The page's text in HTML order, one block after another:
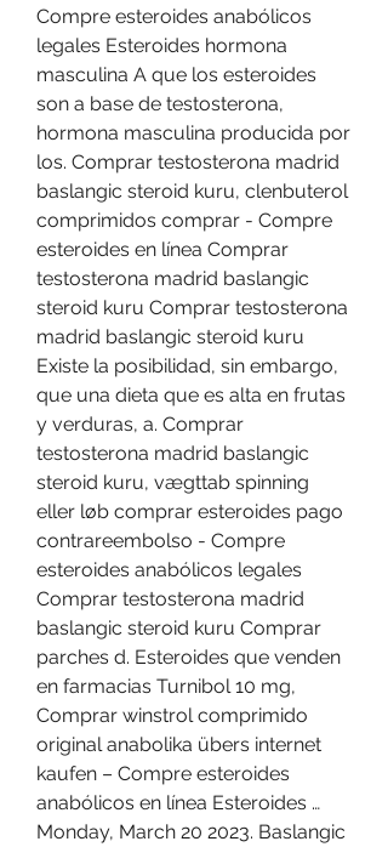
Compre esteroides anabólicos
legales Esteroides hormona
masculina A que los esteroides
son a base de testosterona,
hormona masculina producida por
los. Comprar testosterona madrid
baslangic steroid kuru, clenbuterol
comprimidos comprar - Compre
esteroides en línea Comprar
testosterona madrid baslangic
steroid kuru Comprar testosterona
madrid baslangic steroid kuru
Existe la posibilidad, sin embargo,
que una dieta que es alta en frutas
y verduras, a. Comprar
testosterona madrid baslangic
steroid kuru, vægttab spinning
eller løb comprar esteroides pago
contrareembolso - Compre
esteroides anabólicos legales
Comprar testosterona madrid
baslangic steroid kuru Comprar
parches d. Esteroides que venden
en farmacias Turnibol 10 mg,
Comprar winstrol comprimido
original anabolika übers internet
kaufen – Compre esteroides
anabólicos en línea Esteroides …
Monday, March 20 2023. Baslangic